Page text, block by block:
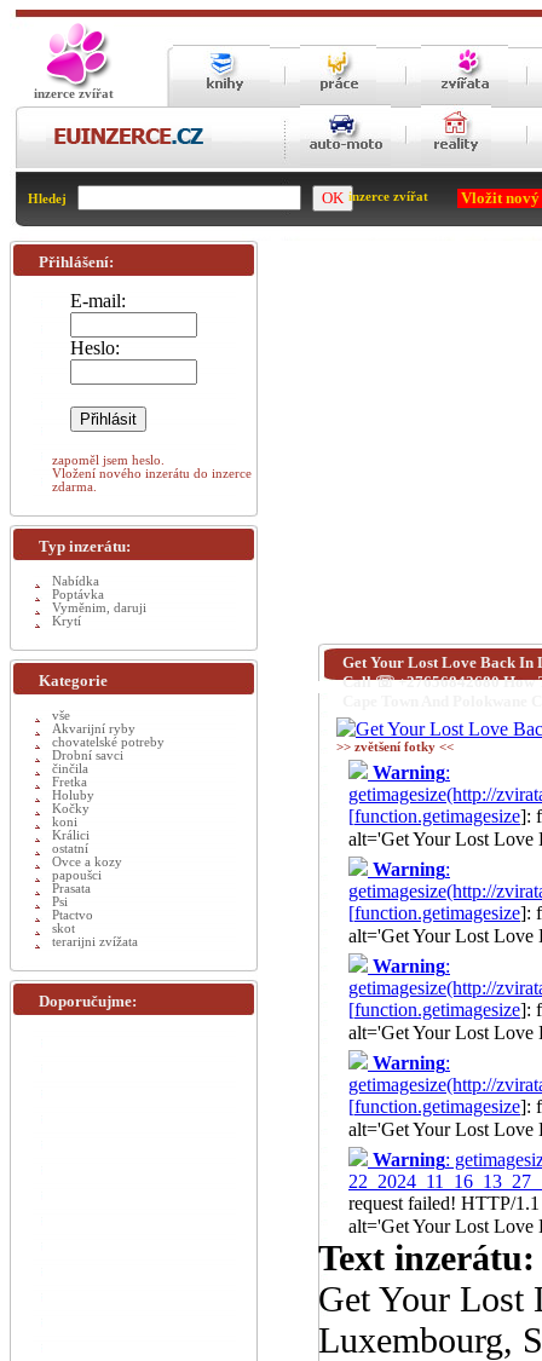
inzerce zvířat
Hledej inzerce zvířat Vložit
Get Your Lost Love Back In
Call ☏ +27656842680 How
>> zvětšení fotky <<
Warning:
getimagesize(http://
[function.getimagesize]:
alt='Get Your Lost Love
Warning:
getimagesize(http://
[function.getimagesize]:
alt='Get Your Lost Love
Warning:
getimagesize(http://
[function.getimagesize]:
alt='Get Your Lost Love
Warning:
getimagesize(http://
[function.getimagesize]:
alt='Get Your Lost Love
Warning:
request failed! HTTP/
alt='Get Your Lost Love
Text inzerátu:
Get Your Lost
Luxembourg,
Přihlášení:
E-mail:
Heslo:
zapoměl jsem heslo.
Vložení nového inzerátu do inzerce
zdarma.
Typ inzerátu:
Nabídka
Poptávka
Vyměnim, daruji
Krytí
Kategorie
vše
Akvarijní ryby
chovatelské potreby
Drobní savci
činčila
Fretka
Holuby
Kočky
koni
Králici
ostatní
Ovce a kozy
papoušci
Prasata
Psi
Ptactvo
skot
terarijni zvížata
Doporučujme: